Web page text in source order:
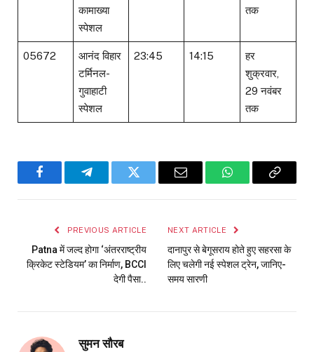
कामाख्या
स्पेशल
तक
05672
आनंद विहार
टर्मिनल-
गुवाहाटी
स्पेशल
23:45 14:15
हर
शुक्रवार,
29 नवंबर
तक
FacebookTelegramTwitter Email WhatsAppCopy
PREVIOUS ARTICLE
Patna में जल्द होगा ‘अंतरराष्ट्रीय
क्रिकेट स्टेडियम’ का निर्माण, BCCI
देगी पैसा..
NEXT ARTICLE
दानापुर से बेगूसराय होते हुए सहरसा के
लिए चलेगी नई स्पेशल ट्रेन, जानिए-
समय सारणी
सुमन सौरब